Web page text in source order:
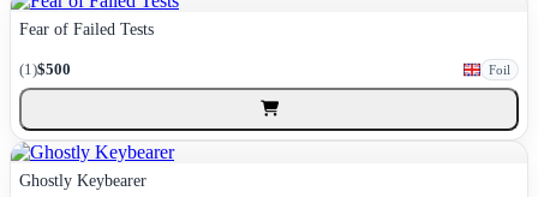
Fear of Failed Tests
(1)$500 Foil
Ghostly Keybearer